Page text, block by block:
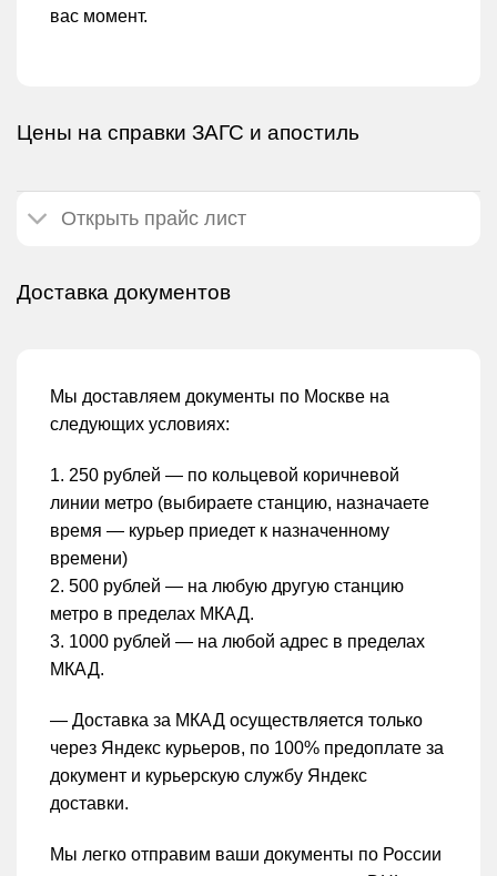
вас момент.
Цены на справки ЗАГС и апостиль
Открыть прайс лист
Доставка документов
Мы доставляем документы по Москве на
следующих условиях:
1. 250 рублей — по кольцевой коричневой
линии метро (выбираете станцию, назначаете
время — курьер приедет к назначенному
времени)
2. 500 рублей — на любую другую станцию
метро в пределах МКАД.
3. 1000 рублей — на любой адрес в пределах
МКАД.
— Доставка за МКАД осуществляется только
через Яндекс курьеров, по 100% предоплате за
документ и курьерскую службу Яндекс
доставки.
Мы легко отправим ваши документы по России